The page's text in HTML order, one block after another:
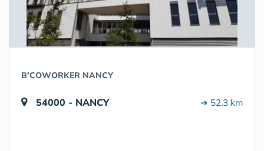
B'COWORKER NANCY
54000 - NANCY ➔ 52.3 km